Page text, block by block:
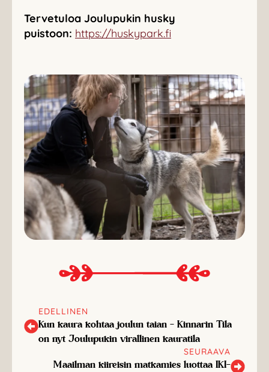
Tervetuloa Joulupukin husky
puistoon: https://huskypark.fi
EDELLINEN
Kun kaura kohtaa joulun taian – Kinnarin Tila
on nyt Joulupukin virallinen kauratila
SEURAAVA
Maailman kiireisin matkamies luottaa IKI-